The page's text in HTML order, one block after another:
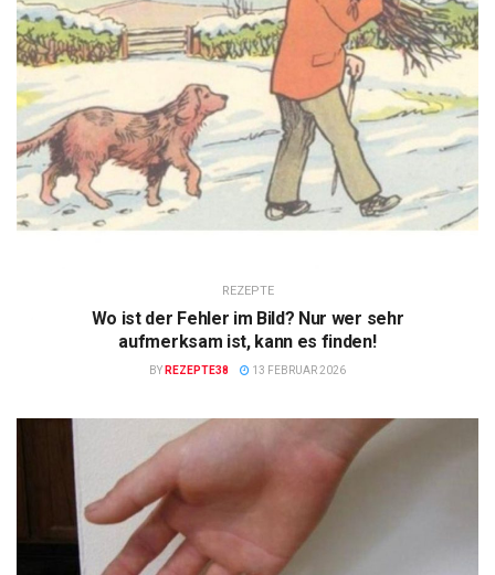
REZEPTE
Wo ist der Fehler im Bild? Nur wer sehr
aufmerksam ist, kann es finden!
BY REZEPTE38 13 FEBRUAR 2026